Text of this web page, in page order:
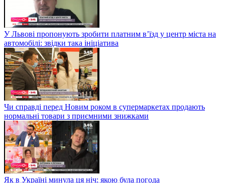
У Львові пропонують зробити платним в’їзд у центр міста на
автомобілі: звідки така ініціатива
Чи справді перед Новим роком в супермаркетах продають
нормальні товари з приємними знижками
Як в Україні минула ця ніч: якою була погода